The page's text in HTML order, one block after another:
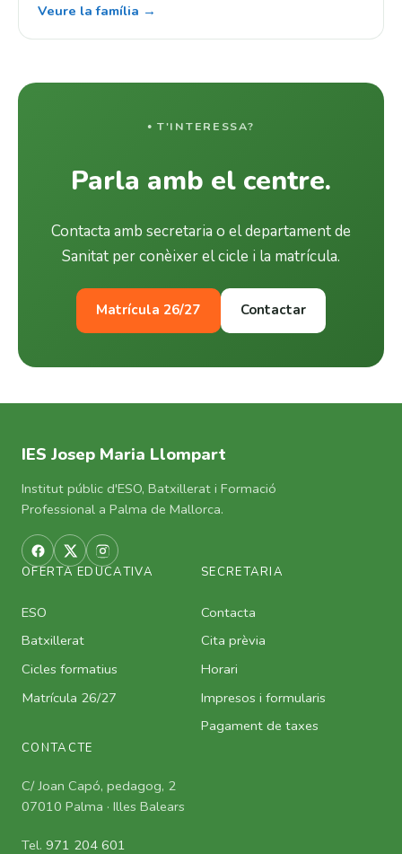
Veure la família →
T'INTERESSA?
Parla amb el centre.
Contacta amb secretaria o el departament de
Sanitat per conèixer el cicle i la matrícula.
Matrícula 26/27 Contactar
IES Josep Maria Llompart
Institut públic d'ESO, Batxillerat i Formació
Professional a Palma de Mallorca.
OFERTA EDUCATIVA
ESO
Batxillerat
Cicles formatius
Matrícula 26/27
SECRETARIA
Contacta
Cita prèvia
Horari
Impresos i formularis
Pagament de taxes
CONTACTE
C/ Joan Capó, pedagog, 2
07010 Palma · Illes Balears
Tel. 971 204 601